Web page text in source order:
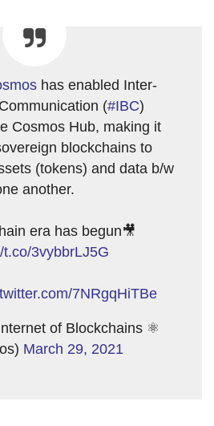
has enabled Inter-
(#IBC)
Cosmos Hub, making it
blockchains to
(tokens) and data b/w
another.
era has begun🎥
t.co/3vybbrLJ5G
7NRgqHiTBe
of Blockchains ⚛️
March 29, 2021